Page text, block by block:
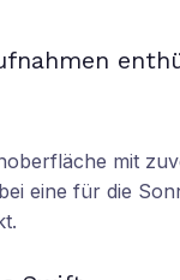
mit
eine für die